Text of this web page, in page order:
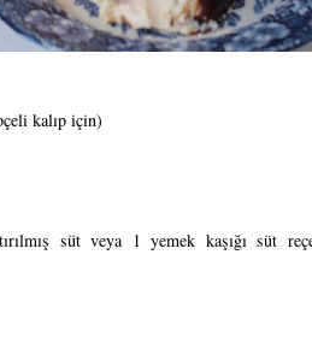
kalıp için)
sütveya 1 yemek kaşığı süt